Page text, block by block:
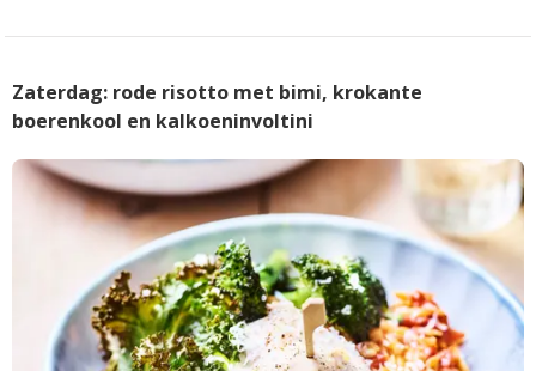
Zaterdag: rode risotto met bimi, krokante
boerenkool en kalkoeninvoltini